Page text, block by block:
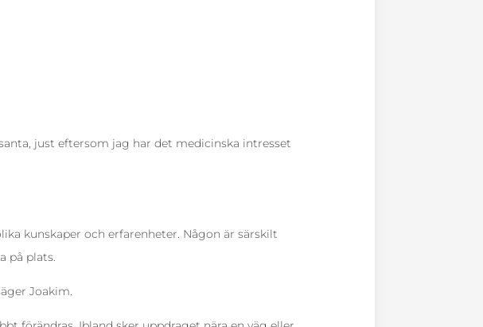
just eftersom jag har det medicinska intresset
kunskaper och erfarenheter. Någon är särskilt
på plats.
Joakim.